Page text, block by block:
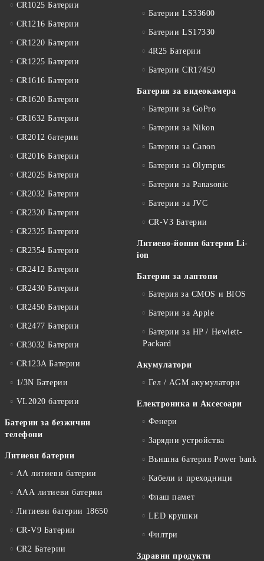
CR1025 Батерии
CR1216 Батерии
CR1220 Батерии
CR1225 Батерии
CR1616 Батерии
CR1620 Батерии
CR1632 Батерии
CR2012 батерии
CR2016 Батерии
CR2025 Батерии
CR2032 Батерии
CR2320 Батерии
CR2325 Батерии
CR2354 Батерии
CR2412 Батерии
CR2430 Батерии
CR2450 Батерии
CR2477 Батерии
CR3032 Батерии
CR123A Батерии
1/3N Батерии
VL2020 батерии
Батерии за безжични
телефони
Литиеви батерии
АА литиеви батерии
ААА литиеви батерии
Литиеви батерии 18650
CR-V9 Батерии
CR2 Батерии
Батерии LS33600
Батерии LS17330
4R25 Батерии
Батерии CR17450
Батерия за видеокамера
Батерии за GoPro
Батерии за Nikon
Батерии за Canon
Батерии за Olympus
Батерии за Panasonic
Батерии за JVC
CR-V3 Батерии
Литиево-йонни батерии Li-
ion
Батерии за лаптопи
Батерия за CMOS и BIOS
Батерии за Apple
Батерии за HP / Hewlett-
Packard
Акумулатори
Гел / AGM акумулатори
Електроника и Аксесоари
Фенери
Зарядни устройства
Външна батерия Power bank
Кабели и преходници
Флаш памет
LED крушки
Филтри
Здравни продукти